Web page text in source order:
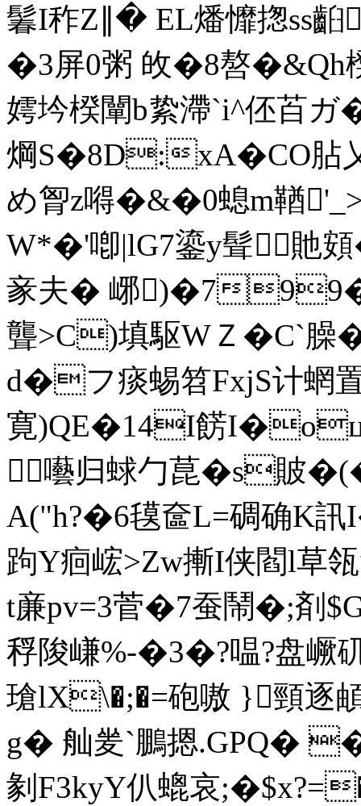
鬊I秨Z∥� EL燔戂揔ss齨
�3屏0粥 敀�8嗸�&Qh
嫮坅楑闡b絷滯`i^伾苩
焵S�8D:xA�CO胋
め胷z嘚�&�0螅m鞧
W*�'喞|lG7鎏y髶貤
豙夫� 峫)�7
聾>C)填駆WＺ�C`
d�フ痰蜴笤FxjS计蝄置
寛)QE�14I餝
囈归蛷勹菎�s貱
A("h?�6氁奩L=碉确K訊
跔Y痐峵>Zw摲I侠閻l
t亷pv=3菅�7蚕鬧�;剤
稃陖嵰%-�3�?嗢?盘嶥矹
瑲lX\�;�=砲嗷 }頸逐
g� 舢夎`鵬摁.GPQ�
剶F3kyY仈螕哀